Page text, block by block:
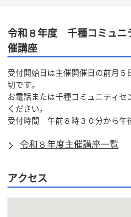
令和８年度 千種コミュ
催講座
受付開始日は主催開催日の前月５
切です。
お電話または千種コミュニティセ
ください。
受付時間　午前８時３０分から午
令和８年度主催講座一覧
アクセス